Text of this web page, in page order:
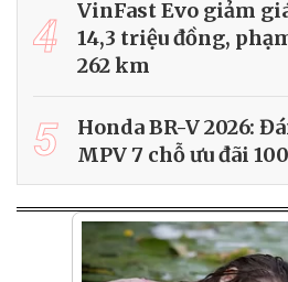
4
VinFast Evo giảm
14,3 triệu đồng,
262 km
5
Honda BR-V 2026:
MPV 7 chỗ ưu đãi